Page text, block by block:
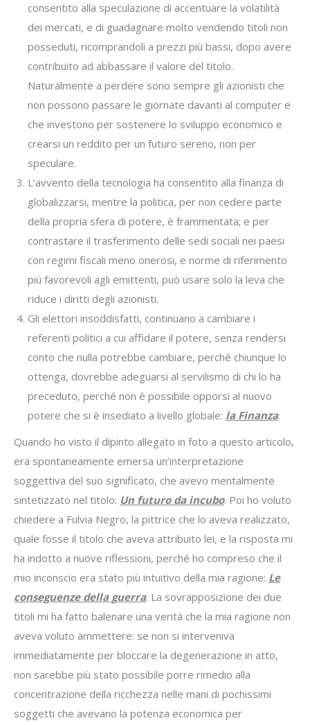
consentito alla speculazione di accentuare la volatilità
dei mercati, e di guadagnare molto vendendo titoli non
posseduti, ricomprandoli a prezzi più bassi, dopo avere
contribuito ad abbassare il valore del titolo.
Naturalmente a perdere sono sempre gli azionisti che
non possono passare le giornate davanti al computer e
che investono per sostenere lo sviluppo economico e
crearsi un reddito per un futuro sereno, non per
speculare.
L’avvento della tecnologia ha consentito alla finanza di
globalizzarsi, mentre la politica, per non cedere parte
della propria sfera di potere, è frammentata; e per
contrastare il trasferimento delle sedi sociali nei paesi
con regimi fiscali meno onerosi, e norme di riferimento
più favorevoli agli emittenti, può usare solo la leva che
riduce i diritti degli azionisti.
Gli elettori insoddisfatti, continuano a cambiare i
referenti politici a cui affidare il potere, senza rendersi
conto che nulla potrebbe cambiare, perché chiunque lo
ottenga, dovrebbe adeguarsi al servilismo di chi lo ha
preceduto, perché non è possibile opporsi al nuovo
potere che si è insediato a livello globale: la Finanza.
Quando ho visto il dipinto allegato in foto a questo articolo,
era spontaneamente emersa un’interpretazione
soggettiva del suo significato, che avevo mentalmente
sintetizzato nel titolo: Un futuro da incubo. Poi ho voluto
chiedere a Fulvia Negro, la pittrice che lo aveva realizzato,
quale fosse il titolo che aveva attribuito lei, e la risposta mi
ha indotto a nuove riflessioni, perché ho compreso che il
mio inconscio era stato più intuitivo della mia ragione: Le
conseguenze della guerra. La sovrapposizione dei due
titoli mi ha fatto balenare una verità che la mia ragione non
aveva voluto ammettere: se non si interveniva
immediatamente per bloccare la degenerazione in atto,
non sarebbe più stato possibile porre rimedio alla
concentrazione della ricchezza nelle mani di pochissimi
soggetti che avevano la potenza economica per